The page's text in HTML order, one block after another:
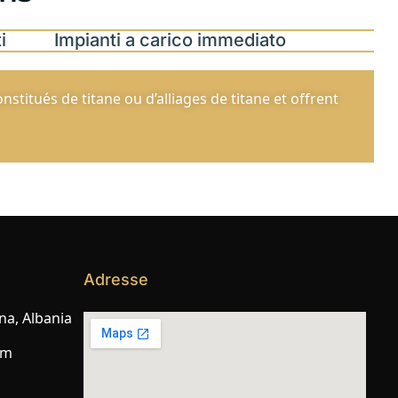
Impianti a carico immediato
de titane ou d’alliages de titane et offrent
Albania
Adresse